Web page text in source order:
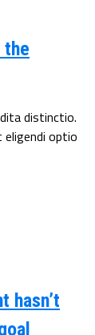
the
distinctio.
optio
hasn’t